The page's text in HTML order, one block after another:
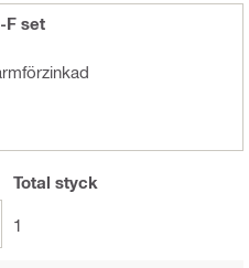
F set
Total styck
1